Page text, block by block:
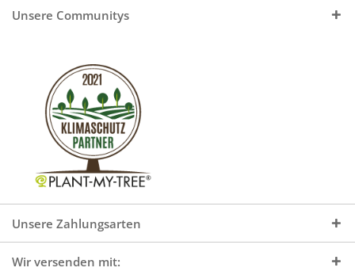
Unsere Communitys
Unsere Zahlungsarten
Wir versenden mit: